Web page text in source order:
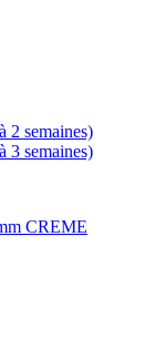
2 semaines)
3 semaines)